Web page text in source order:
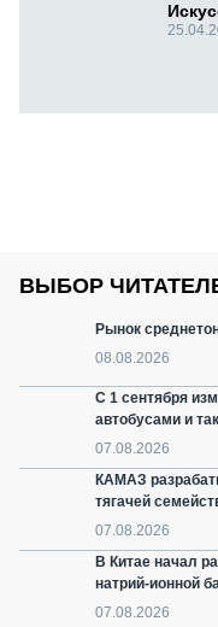
ВЫБОР
Рынок
08.08.2026
С 1 сентября
автобусами и
07.08.2026
КАМАЗ
тягачей
07.08.2026
В Китае начал
натрий-ионной
07.08.2026